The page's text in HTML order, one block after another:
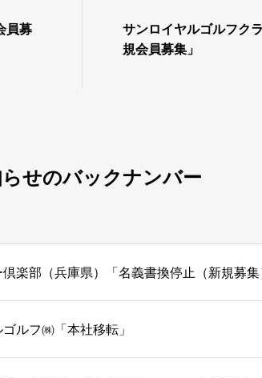
員募
サンロイヤルゴルフク
規会員募集」
せのバックナンバー
楽部（兵庫県）「名義書換停止（新規募
ルフ㈱「本社移転」